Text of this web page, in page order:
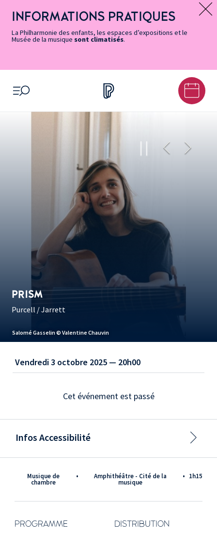
page
Accessibilité
accès
rapides
principal
contenu
principal
page
Message d’information
INFORMATIONS PRATIQUES
La Philharmonie des enfants, les espaces d’expositions et le
Musée de la musique sont climatisés.
OUVRIR LE MENU
Salomé Gasselin © Valentine Chauvin
PRISM
Purcell / Jarrett
Musique de
chambre
• Amphithéâtre - Cité de la
musique
• 1h15
PROGRAMME DISTRIBUTION
Vendredi 3 octobre 2025 — 20h00
Cet événement est passé
Infos Accessibilité